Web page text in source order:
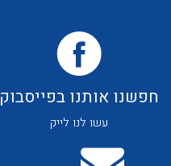
לכל מוצרי היצרן
חפשנו אותנו בפייסבוק
עשו לנו לייק